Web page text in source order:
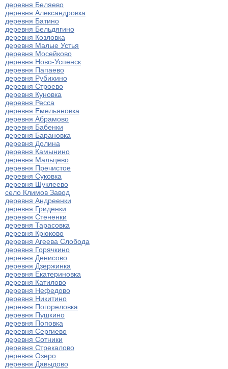
деревня Беляево
деревня Александровка
деревня Батино
деревня Бельдягино
деревня Козловка
деревня Малые Устья
деревня Мосейково
деревня Ново-Успенск
деревня Папаево
деревня Рубихино
деревня Строево
деревня Куновка
деревня Ресса
деревня Емельяновка
деревня Абрамово
деревня Бабенки
деревня Барановка
деревня Долина
деревня Камынино
деревня Мальцево
деревня Пречистое
деревня Суковка
деревня Шуклеево
село Климов Завод
деревня Андреенки
деревня Гриденки
деревня Стененки
деревня Тарасовка
деревня Крюково
деревня Агеева Слобода
деревня Горячкино
деревня Денисово
деревня Дзержинка
деревня Екатериновка
деревня Катилово
деревня Нефедово
деревня Никитино
деревня Погореловка
деревня Пушкино
деревня Поповка
деревня Сергиево
деревня Сотники
деревня Стрекалово
деревня Озеро
деревня Давыдово